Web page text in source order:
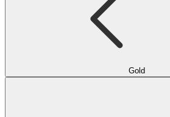
Gold